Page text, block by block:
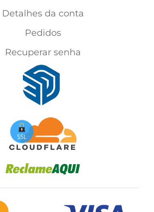
Detalhes da conta
Pedidos
Recuperar senha